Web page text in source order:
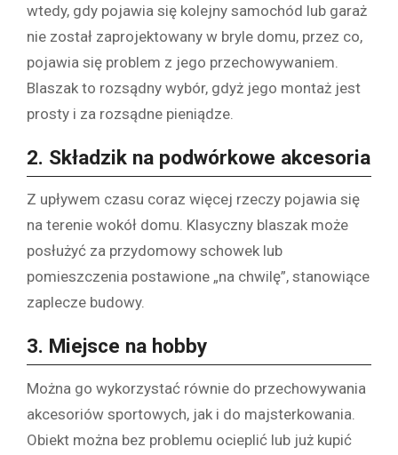
wtedy, gdy pojawia się kolejny samochód lub garaż
nie został zaprojektowany w bryle domu, przez co,
pojawia się problem z jego przechowywaniem.
Blaszak to rozsądny wybór, gdyż jego montaż jest
prosty i za rozsądne pieniądze.
2. Składzik na podwórkowe akcesoria
Z upływem czasu coraz więcej rzeczy pojawia się
na terenie wokół domu. Klasyczny blaszak może
posłużyć za przydomowy schowek lub
pomieszczenia postawione „na chwilę”, stanowiące
zaplecze budowy.
3. Miejsce na hobby
Można go wykorzystać równie do przechowywania
akcesoriów sportowych, jak i do majsterkowania.
Obiekt można bez problemu ocieplić lub już kupić